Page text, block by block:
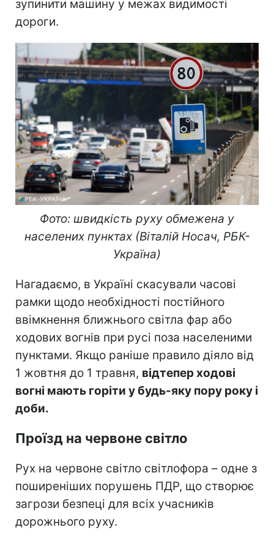
зупинити машину у межах видимості
дороги.
Фото: швидкість руху обмежена у
населених пунктах (Віталій Носач, РБК-
Україна)
Нагадаємо, в Україні скасували часові
рамки щодо необхідності постійного
ввімкнення ближнього світла фар або
ходових вогнів при русі поза населеними
пунктами. Якщо раніше правило діяло від
1 жовтня до 1 травня, відтепер ходові
вогні мають горіти у будь-яку пору року і
доби.
Проїзд на червоне світло
Рух на червоне світло світлофора – одне з
поширеніших порушень ПДР, що створює
загрози безпеці для всіх учасників
дорожнього руху.